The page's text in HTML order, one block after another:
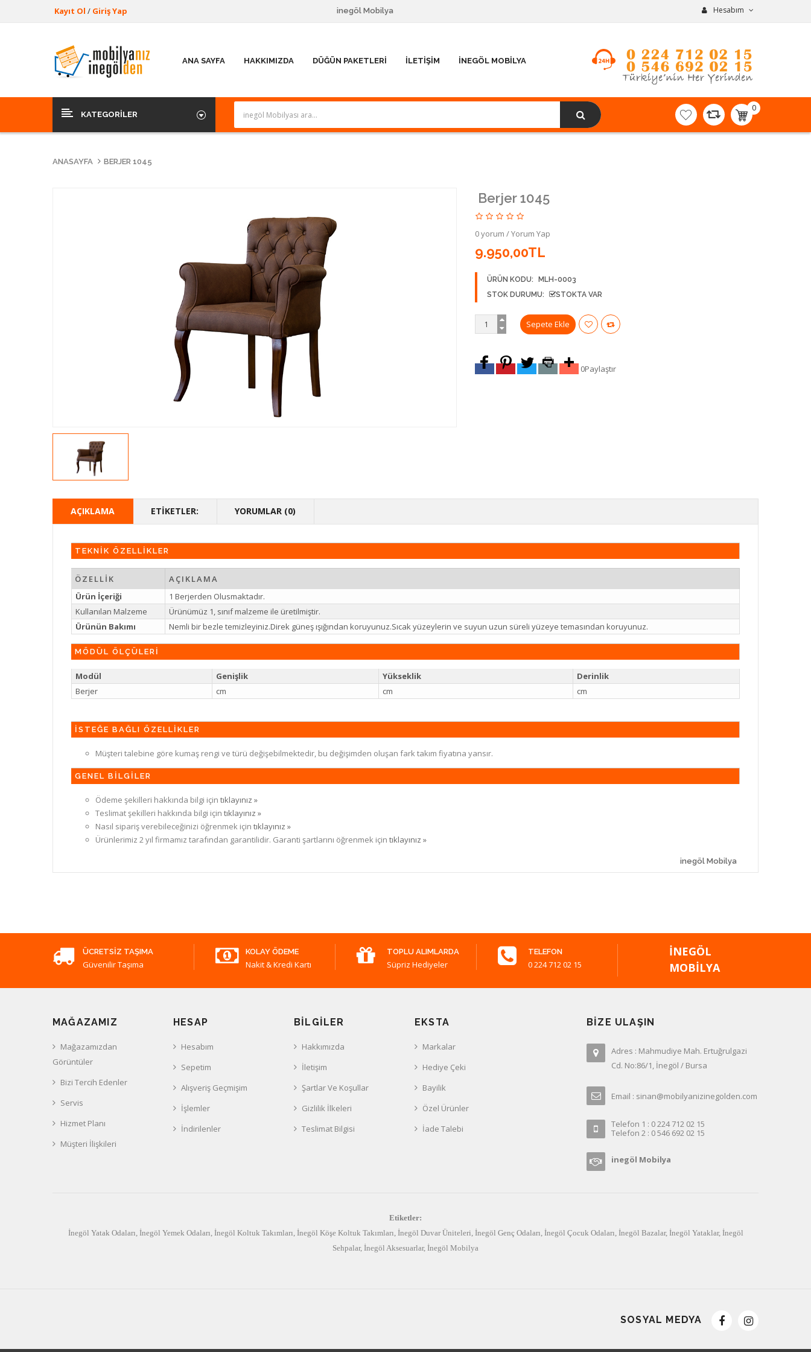
inegöl Mobilya
Kayıt Ol / Giriş Yap Hesabım
ANA SAYFA HAKKIMIZDA DÜĞÜN PAKETLERI İLETIŞIM İNEGÖL MOBILYA
KATEGORILER
0
item(s)
-
ANASAYFA BERJER 1045
Berjer 1045
0 yorum /Yorum Yap
9.950,00TL
ÜRÜN KODU:
MLH-0003
STOK DURUMU:
STOKTA VAR
0Paylaştır
AÇIKLAMA ETIKETLER: YORUMLAR (0)
TEKNİK ÖZELLİKLER
ÖZELLİK
AÇIKLAMA
Ürün İçeriği
1 Berjerden Olusmaktadır.
Kullanılan Malzeme
Ürünümüz 1, sınıf malzeme ile üretilmiştir.
Ürünün Bakımı
Nemli bir bezle temizleyiniz.Direk güneş ışığından koruyunuz.Sıcak yüzeylerin ve suyun uzun süreli yüzeye temasından koruyunuz.
MÖDÜL ÖLÇÜLERİ
Modül Genişlik Yükseklik
Derinlik
Berjer
cm cm cm
İSTEĞE BAĞLI ÖZELLİKLER
Müşteri talebine göre kumaş rengi ve türü değişebilmektedir, bu değişimden oluşan fark takım fiyatına yansır.
GENEL BİLGİLER
Ödeme şekilleri hakkında bilgi için tıklayınız »
Teslimat şekilleri hakkında bilgi için tıklayınız »
Nasıl sipariş verebileceğinizi öğrenmek için tıklayınız »
Ürünlerimiz 2 yıl firmamız tarafından garantilidir. Garanti şartlarını öğrenmek için tıklayınız »
inegöl Mobilya
ÜCRETSIZ TAŞIMA
Güvenilir Taşıma
KOLAY ÖDEME
Nakit & Kredi Kartı
TOPLU ALIMLARDA
Süpriz Hediyeler
TELEFON
0 224 712 02 15
İNEGÖL
MOBILYA
MAĞAZAMIZ
Mağazamızdan
Görüntüler
Bizi Tercih Edenler
Servis
Hizmet Planı
Müşteri İlişkileri
HESAP
Hesabım
Sepetim
Alışveriş Geçmişim
İşlemler
İndirilenler
BILGILER
Hakkımızda
İletişim
Şartlar Ve Koşullar
Gizlilik İlkeleri
Teslimat Bilgisi
EKSTA
Markalar
Hediye Çeki
Bayilik
Özel Ürünler
İade Talebi
BIZE ULAŞIN
Adres : Mahmudiye Mah. Ertuğrulgazi
Cd. No:86/1, İnegöl / Bursa
Email : sinan@mobilyanizinegolden.com
Telefon 1 : 0 224 712 02 15
Telefon 2 : 0 546 692 02 15
inegöl Mobilya
Etiketler:
İnegöl Yatak Odaları İnegöl Yemek Odaları İnegöl Koltuk Takımları İnegöl Köşe Koltuk Takımları İnegöl Duvar Üniteleri İnegöl Genç Odaları İnegöl Çocuk Odaları İnegöl Bazalar, İnegöl Yataklar, İnegöl
Sehpalar, İnegöl Aksesuarlar, İnegöl Mobilya
SOSYAL MEDYA